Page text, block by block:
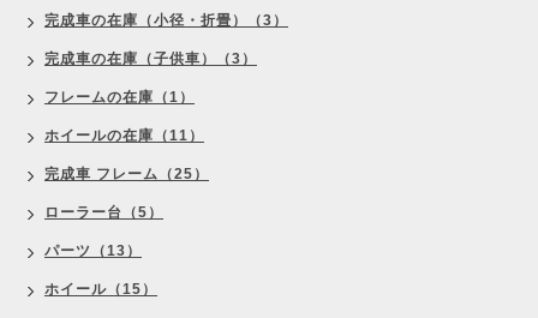
完成車の在庫（小径・折畳）（3）
完成車の在庫（子供車）（3）
フレームの在庫（1）
ホイールの在庫（11）
完成車 フレーム（25）
ローラー台（5）
パーツ（13）
ホイール（15）